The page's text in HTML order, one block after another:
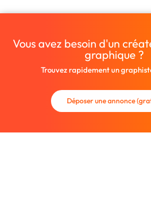
Vous avez besoin d'un
graphique ?
Trouvez rapidement un
Déposer une annonce